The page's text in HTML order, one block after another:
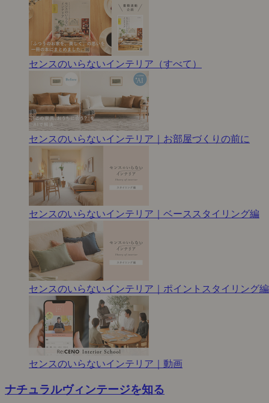
センスのいらないインテリア（すべて）
センスのいらないインテリア｜お部屋づくりの前に
センスのいらないインテリア｜ベーススタイリング編
センスのいらないインテリア｜ポイントスタイリング編
センスのいらないインテリア｜動画
ナチュラルヴィンテージを知る